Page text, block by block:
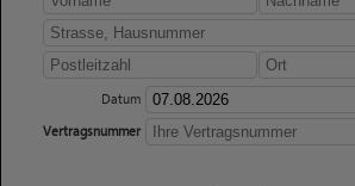
Datum
Vertragsnummer